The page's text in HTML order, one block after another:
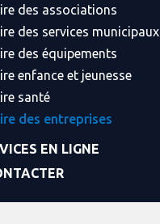
des associations
des services municipaux
des équipements
enfance et jeunesse
santé
des entreprises
EN LIGNE